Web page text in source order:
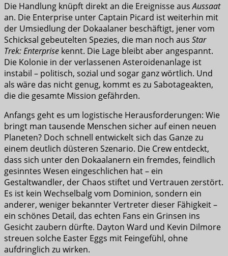
Die Handlung knüpft direkt an die Ereignisse ausAussaat
an. Die Enterprise unter Captain Picard ist weiterhin mit
der Umsiedlung der Dokaalaner beschäftigt, jener vom
Schicksal gebeutelten Spezies, die man noch aus Star
Trek: Enterprise kennt. Die Lage bleibt aber angespannt.
Die Kolonie in der verlassenen Asteroidenanlage ist
instabil – politisch, sozial und sogar ganz wörtlich. Und
als wäre das nicht genug, kommt es zu Sabotageakten,
die die gesamte Mission gefährden.
Anfangs geht es um logistische Herausforderungen: Wie
bringt man tausende Menschen sicher auf einen neuen
Planeten? Doch schnell entwickelt sich das Ganze zu
einem deutlich düsteren Szenario. Die Crew entdeckt,
dass sich unter den Dokaalanern ein fremdes, feindlich
gesinntes Wesen eingeschlichen hat – ein
Gestaltwandler, der Chaos stiftet und Vertrauen zerstört.
Es ist kein Wechselbalg vom Dominion, sondern ein
anderer, weniger bekannter Vertreter dieser Fähigkeit –
ein schönes Detail, das echten Fans ein Grinsen ins
Gesicht zaubern dürfte. Dayton Ward und Kevin Dilmore
streuen solche Easter Eggs mit Feingefühl, ohne
aufdringlich zu wirken.